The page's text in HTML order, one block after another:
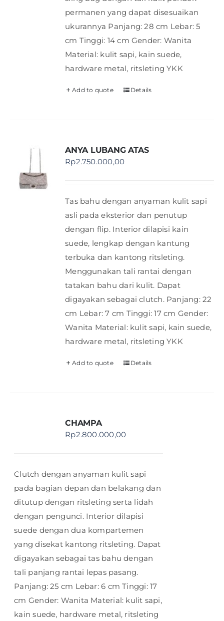
permanen yang dapat disesuaikan
ukurannya Panjang: 28 cm Lebar: 5
cm Tinggi: 14 cm Gender: Wanita
Material: kulit sapi, kain suede,
hardware metal, ritsleting YKK
Add to quote Details
ANYA LUBANG ATAS
Rp2.750.000,00
Tas bahu dengan anyaman kulit sapi
asli pada eksterior dan penutup
dengan flip. Interior dilapisi kain
suede, lengkap dengan kantung
terbuka dan kantong ritsleting.
Menggunakan tali rantai dengan
tatakan bahu dari kulit. Dapat
digayakan sebagai clutch. Panjang: 22
cm Lebar: 7 cm Tinggi: 17 cm Gender:
Wanita Material: kulit sapi, kain suede,
hardware metal, ritsleting YKK
Add to quote Details
CHAMPA
Rp2.800.000,00
Clutch dengan anyaman kulit sapi
pada bagian depan dan belakang dan
ditutup dengan ritsleting serta lidah
dengan pengunci. Interior dilapisi
suede dengan dua kompartemen
yang disekat kantong ritsleting. Dapat
digayakan sebagai tas bahu dengan
tali panjang rantai lepas pasang.
Panjang: 25 cm Lebar: 6 cm Tinggi: 17
cm Gender: Wanita Material: kulit sapi,
kain suede, hardware metal, ritsleting